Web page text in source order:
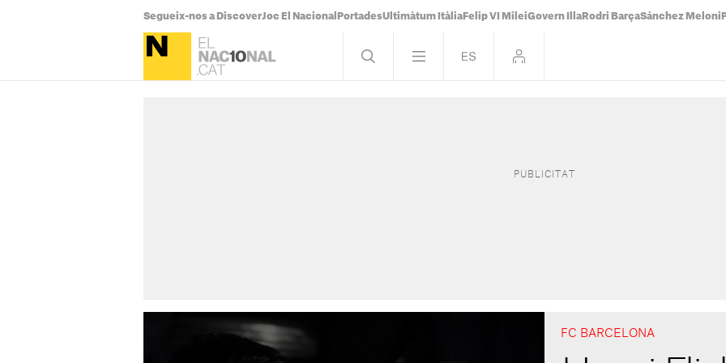
Segueix-nos a DiscoverJoc El Nacional PortadesUltimàtum Itàlia Felip VI MileiGovern Illa Rodri BarçaSánchez Meloni
FC BARCELONA